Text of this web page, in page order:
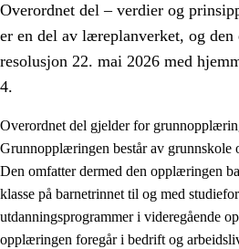
Overordnet del – verdier og
er en del av læreplanverket, og den
resolusjon 22. mai 2026 med
4.
Overordnet del gjelder for
Grunnopplæringen består av grunnskole
Den omfatter dermed den opplæringen
klasse på barnetrinnet til og med
utdanningsprogrammer i videregående
opplæringen foregår i bedrift og